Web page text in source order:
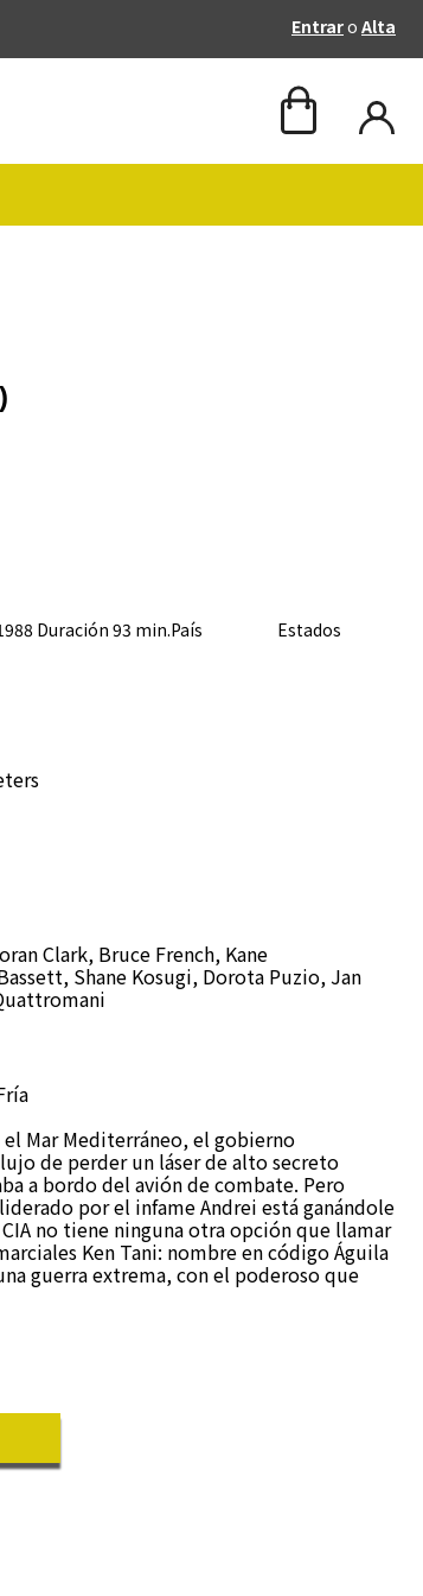
Entraro Alta
Duración 93 min.País
Estados
Clark, Bruce French, Kane
Shane Kosugi, Dorota Puzio, Jan
Mar Mediterráneo, el gobierno
de perder un láser de alto secreto
a bordo del avión de combate. Pero
por el infame Andrei está ganándole
no tiene ninguna otra opción que llamar
Ken Tani: nombre en código Águila
guerra extrema, con el poderoso que